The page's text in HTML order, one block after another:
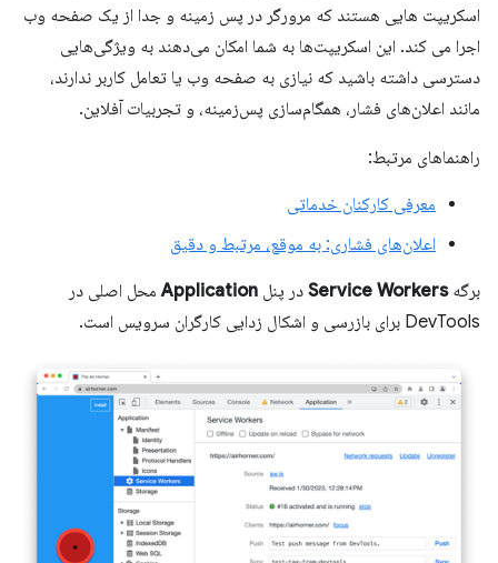
اسکریپت هایی هستند که مرورگر در پس زمینه و جدا از یک صفحه وب
اجرا می کند. این اسکریپت‌ها به شما امکان می‌دهند به ویژگی‌هایی
دسترسی داشته باشید که نیازی به صفحه وب یا تعامل کاربر ندارند،
مانند اعلان‌های فشار، همگام‌سازی پس‌زمینه، و تجربیات آفلاین.
راهنماهای مرتبط:
معرفی کارکنان خدماتی
اعلان‌های فشاری: به موقع، مرتبط و دقیق
برگهService Workers در پنل Applicationمحل اصلی در
DevTools برای بازرسی و اشکال زدایی کارگران سرویس است.